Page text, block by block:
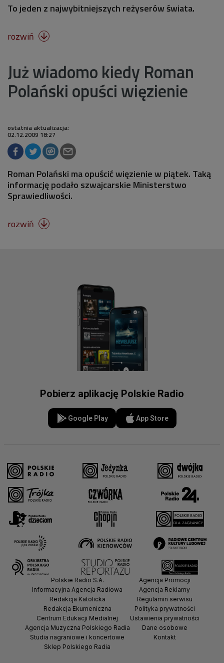
To jeden z najwybitniejszych reżyserów świata.
rozwiń 
Już wiadomo kiedy Roman
Polański opuści więzienie
ostatnia aktualizacja:
02.12.2009 18:27
Roman Polański ma opuścić więzienie w piątek. Taką
informację podało szwajcarskie Ministerstwo
Sprawiedliwości.
rozwiń 
Pobierz aplikację Polskie Radio
Google Play App Store
Polskie Radio S.A.
Informacyjna Agencja Radiowa
Redakcja Katolicka
Redakcja Ekumeniczna
Centrum Edukacji Medialnej
Agencja Muzyczna Polskiego Radia
Studia nagraniowe i koncertowe
Sklep Polskiego Radia
Agencja Promocji
Agencja Reklamy
Regulamin serwisu
Polityka prywatności
Ustawienia prywatności
Dane osobowe
Kontakt